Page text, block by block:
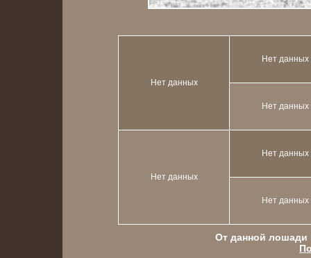
Нет данных
Нет данных
Нет данных
Нет данных
Нет данных
Нет данных
От данной лошади